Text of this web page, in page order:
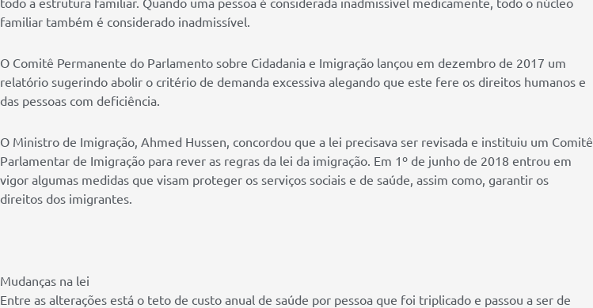
familiar também é considerado inadmissível.
O Comitê Permanente do Parlamento sobre Cidadania e Imigração lançou em dezembro de 2017 um
relatório sugerindo abolir o critério de demanda excessiva alegando que este fere os direitos humanos e
das pessoas com deficiência.
O Ministro de Imigração, Ahmed Hussen, concordou que a lei precisava ser revisada e instituiu um Comitê
Parlamentar de Imigração para rever as regras da lei da imigração. Em 1º de junho de 2018 entrou em
vigor algumas medidas que visam proteger os serviços sociais e de saúde, assim como, garantir os
direitos dos imigrantes.
Mudanças na lei
Entre as alterações está o teto de custo anual de saúde por pessoa que foi triplicado e passou a ser de